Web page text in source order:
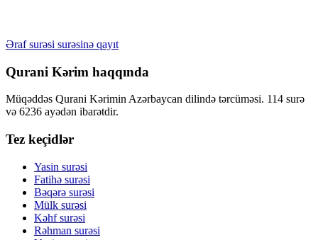
Əraf surəsi surəsinə qayıt
Qurani Kərim haqqında
Müqəddəs Qurani Kərimin Azərbaycan dilində tərcüməsi. 114 surə
və 6236 ayədən ibarətdir.
Tez keçidlər
Yasin surəsi
Fatihə surəsi
Bəqərə surəsi
Mülk surəsi
Kəhf surəsi
Rəhman surəsi